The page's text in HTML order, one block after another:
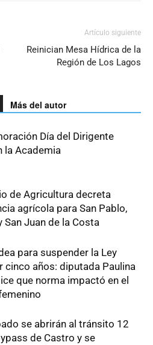
Artículo siguiente
Reinician Mesa Hídrica de la
Región de Los Lagos
Más del autor
Día del Dirigente
la Academia
de Agricultura decreta
agrícola para San Pablo,
San Juan de la Costa
para suspender la Ley
cinco años: diputada Paulina
que norma impactó en el
se abrirán al tránsito 12
de Castro y se